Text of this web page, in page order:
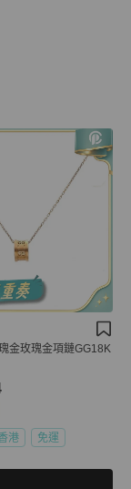
金玫瑰金項鏈GG18K
港 免運